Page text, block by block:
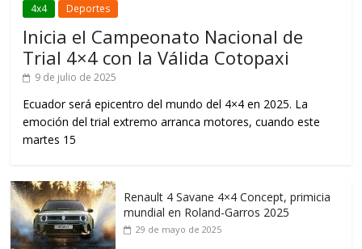
4x4 Deportes
Inicia el Campeonato Nacional de
Trial 4×4 con la Válida Cotopaxi
9 de julio de 2025
Ecuador será epicentro del mundo del 4×4 en 2025. La
emoción del trial extremo arranca motores, cuando este
martes 15
Renault 4 Savane 4×4 Concept, primicia
mundial en Roland-Garros 2025
29 de mayo de 2025